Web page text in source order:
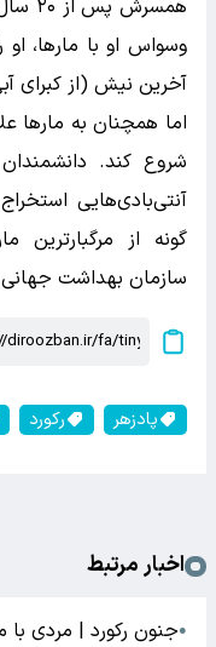
آخرین نیش (از کبرای
اما همچنان به مارها
گونه از
سازمان بهداشت جهانی در
پادزهر رکورد
اخبار مرتبط
●جنون رکورد | مردی با ماشین